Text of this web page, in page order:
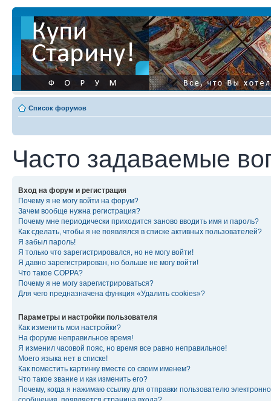
Список форумов
Часто задаваемые
Вход на форум и регистрация
Почему я не могу войти на форум?
Зачем вообще нужна регистрация?
Почему мне периодически приходится заново вводить имя и пароль?
Как сделать, чтобы я не появлялся в списке активных пользователей?
Я забыл пароль!
Я только что зарегистрировался, но не могу войти!
Я давно зарегистрирован, но больше не могу войти!
Что такое COPPA?
Почему я не могу зарегистрироваться?
Для чего предназначена функция «Удалить cookies»?
Параметры и настройки пользователя
Как изменить мои настройки?
На форуме неправильное время!
Я изменил часовой пояс, но время все равно неправильное!
Моего языка нет в списке!
Как поместить картинку вместе со своим именем?
Что такое звание и как изменить его?
Почему, когда я нажимаю ссылку для отправки пользователю